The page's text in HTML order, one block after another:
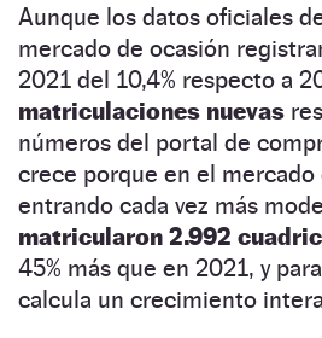
Aunque los datos oficiales
mercado de ocasión
2021 del 10,4% respecto a
matriculaciones nuevas
números del portal de
crece porque en el mercado
entrando cada vez más
matricularon 2.992
45% más que en 2021, y
calcula un crecimiento